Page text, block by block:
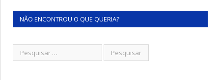
NÃO ENCONTROU O QUE QUERIA?